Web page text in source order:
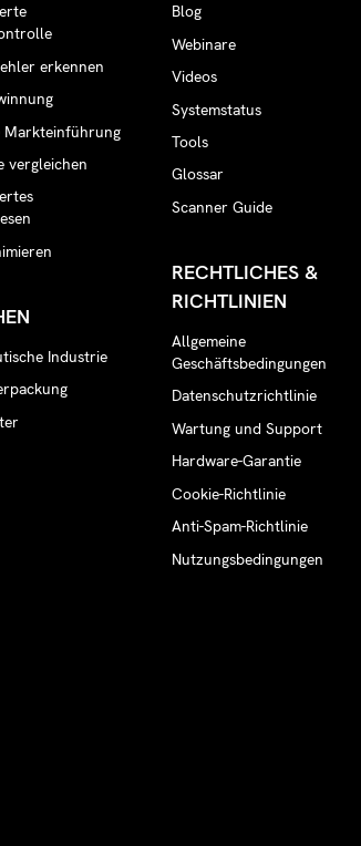
erkennen
Markteinführung
vergleichen
Industrie
Blog
Webinare
Videos
Systemstatus
Tools
Glossar
Scanner Guide
RECHTLICHES &
RICHTLINIEN
Allgemeine
Geschäftsbedingungen
Datenschutzrichtlinie
Wartung und Support
Hardware-Garantie
Cookie-Richtlinie
Anti-Spam-Richtlinie
Nutzungsbedingungen